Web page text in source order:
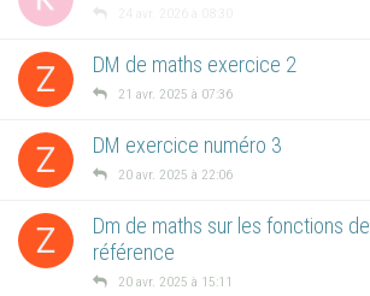
24 avr. 2026 à 08:30
Z DM de maths exercice 2
21 avr. 2025 à 07:36
Z DM exercice numéro 3
20 avr. 2025 à 22:06
Z
Dm de maths sur les fonctions de
référence
20 avr. 2025 à 15:11